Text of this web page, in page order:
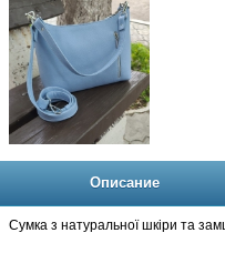
Описание
​Сумка з натуральної шкіри та